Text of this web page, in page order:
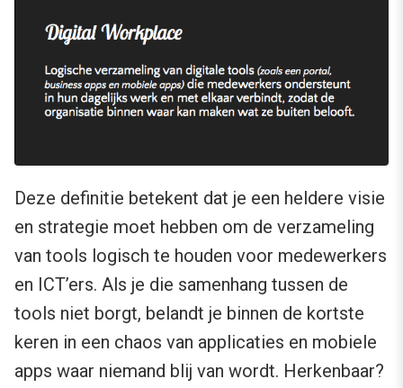
Deze definitie betekent dat je een heldere visie
en strategie moet hebben om de verzameling
van tools logisch te houden voor medewerkers
en ICT’ers. Als je die samenhang tussen de
tools niet borgt, belandt je binnen de kortste
keren in een chaos van applicaties en mobiele
apps waar niemand blij van wordt. Herkenbaar?